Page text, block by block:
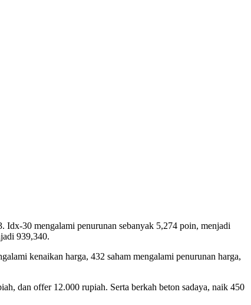
Idx-30 mengalami penurunan sebanyak 5,274 poin, menjadi
939,340.
kenaikan harga, 432 saham mengalami penurunan harga,
dan offer 12.000 rupiah. Serta berkah beton sadaya, naik 450